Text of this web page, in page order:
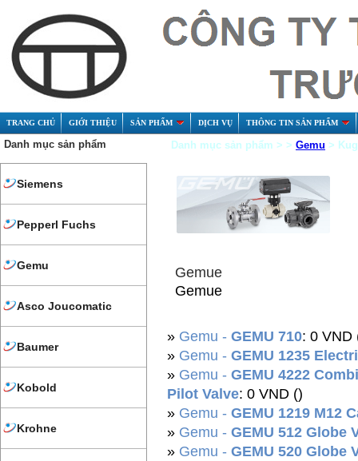
TRANG CHỦ GIỚI THIỆU SẢN PHẨM DỊCH VỤ THÔNG TIN SẢN PHẨM
Danh mục sản phẩm
Siemens
Pepperl Fuchs
Gemu
Asco Joucomatic
Baumer
Kobold
Krohne
Danh mục sản phẩm > > Gemu >
Gemue
Gemue
» Gemu - GEMU 710: 0 VND
» Gemu - GEMU 1235
» Gemu - GEMU 4222
Pilot Valve: 0 VND ()
» Gemu - GEMU 1219 M12
» Gemu - GEMU 512 Globe
» Gemu - GEMU 520 Globe